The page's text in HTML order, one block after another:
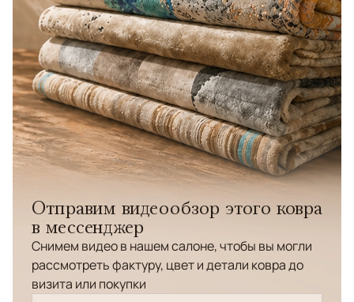
Отправим видеообзор этого ковра
в мессенджер
Снимем видео в нашем салоне, чтобы вы могли
рассмотреть фактуру, цвет и детали ковра до
визита или покупки